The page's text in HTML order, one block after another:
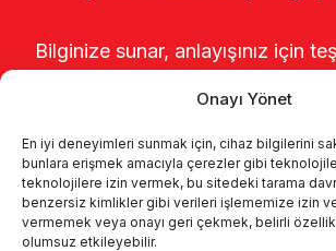
Onayı Yönet
En iyi deneyimleri sunmak için, cihaz bilgilerini
bunlara erişmek amacıyla çerezler gibi
teknolojilere izin vermek, bu sitedeki tarama
benzersiz kimlikler gibi verileri işlememize izin
vermemek veya onayı geri çekmek, belirli
olumsuz etkileyebilir.
Bilginize sunar, anlayışınız için